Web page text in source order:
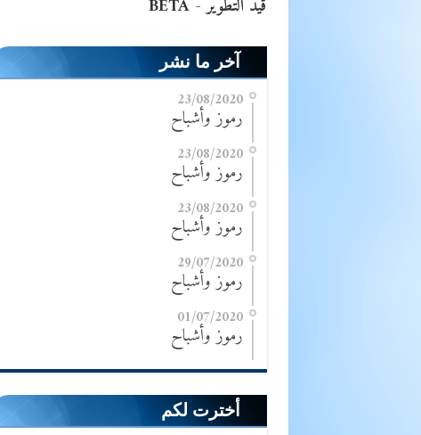
آخر ما نشر
23/08/2020
رموز وأشباح
23/08/2020
رموز وأشباح
23/08/2020
رموز وأشباح
29/07/2020
رموز وأشباح
01/07/2020
رموز وأشباح
أخترت لكم